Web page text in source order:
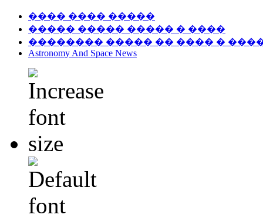
���� ���� �����
����� ����� ����� � ����
�������� ����� �� ���� �
Astronomy And Space News